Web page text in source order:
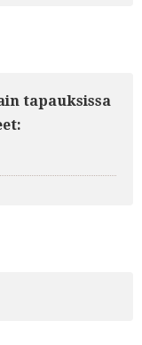
tapauksissa